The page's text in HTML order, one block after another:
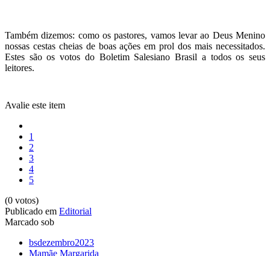
Também dizemos: como os pastores, vamos levar ao Deus Menino
nossas cestas cheias de boas ações em prol dos mais necessitados.
Estes são os votos do Boletim Salesiano Brasil a todos os seus
leitores.
Avalie este item
1
2
3
4
5
(0 votos)
Publicado em Editorial
Marcado sob
bsdezembro2023
Mamãe Margarida